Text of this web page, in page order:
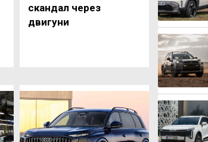
скандал через
двигуни